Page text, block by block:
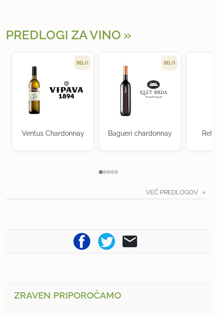
PREDLOGI ZA VINO
BELO
Ventus Chardonnay
BELO
Bagueri chardonnay
VEČ PREDLOGOV
ZRAVEN PRIPOROČAMO